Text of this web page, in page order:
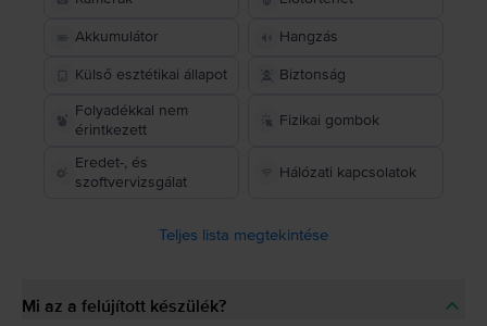
Akkumulátor Hangzás
Külső esztétikai állapot
Biztonság
Folyadékkal nem
érintkezett
Fizikai gombok
Eredet-, és
szoftvervizsgálat
Hálózati kapcsolatok
Teljes lista megtekintése
Mi az a felújított készülék?